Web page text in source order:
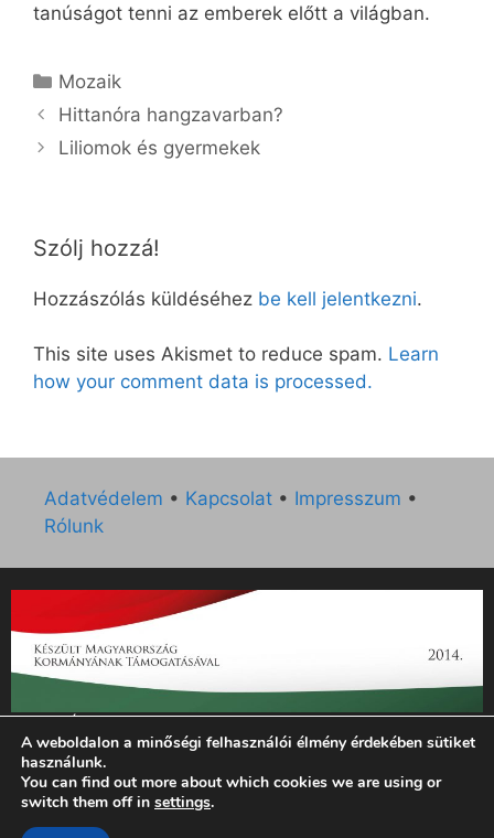
tanúságot tenni az emberek előtt a világban.
Kategória
Mozaik
Hittanóra hangzavarban?
Liliomok és gyermekek
Szólj hozzá!
Hozzászólás küldéséhez be kell jelentkezni.
This site uses Akismet to reduce spam. Learn
how your comment data is processed.
Adatvédelem • Kapcsolat • Impresszum •
Rólunk
„Az Új Ember katolikus hetilap 2014. évi működésének
támogatását az EGYH-KCP-14-P-0121 sz. támogatási
szerződés keretében 3 000 000 Ft összegben támogatta az
Emberi Erőforrások Minisztériuma.”
A weboldalon a minőségi felhasználói élmény érdekében sütiket
használunk.
You can find out more about which cookies we are using or
switch them off in settings.